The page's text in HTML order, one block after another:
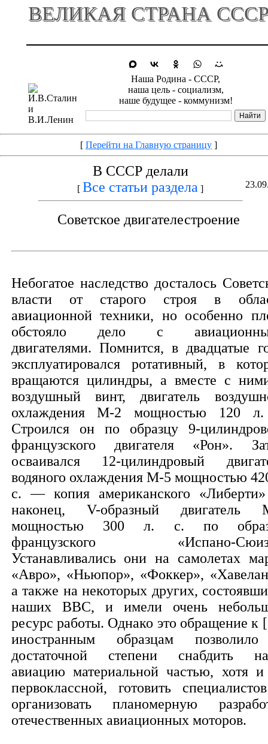
ВЕЛИКАЯ СТРАНА
Наша Родина - СССР,
наша цель - социализм,
наше будущее - коммунизм!
[ Перейти на Главную страницу ]
В СССР делали
[ Все статьи раздела ]
Советское двигателестроение
Небогатое наследство досталось
власти от старого строя в
авиационной техники, но особенно
обстояло дело с
двигателями. Помнится, в двадцатые
эксплуатировался ротативный, в
вращаются цилиндры, а вместе с
воздушный винт, двигатель
охлаждения М-2 мощностью 120
Строился он по образцу 9-
французского двигателя «Рон».
осваивался 12-цилиндровый
водяного охлаждения М-5 мощностью
с. — копия американского
наконец, V-образный двигатель
мощностью 300 л. с. по
французского «Испано-
Устанавливались они на самолетах
«Авро», «Ньюпор», «Фоккер»,
а также на некоторых других,
наших ВВС, и имели очень
ресурс работы. Однако это обращение к
иностранным образцам
достаточной степени снабдить
авиацию материальной частью, хотя
первоклассной, готовить
организовать планомерную
отечественных авиационных моторов.